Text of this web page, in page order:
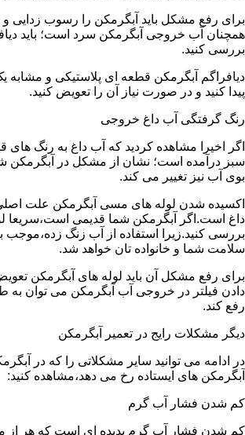
برای رفع مشکل باید آبگرمکن را رسوب زدایی و
همچنان آب خروجی آبگرمکن سرد است؛ باید
بررسی کنید.
دیافراگم آبگرمکن قطعه ای پلاستیکی و مشابه
پیدا کنید و در صورت نیاز آن را تعویض کنید.
رنگ گرفتگی آب داغ خروجی
اگر اخیرا مشاهده کردید که آب داغ به رنگ های
سبز درآمده است؛ نشان از مشکل در
بوی آب نیز تغییر می کند.
اکسیده شدن لوله های مسی آبگرمکن علت
داغ است.اگر آبگرمکن شما قدیمی است،سریعا
بررسی کنید.زیرا استفاده از آب زنگ زده،موجب
سلامت شما و خانواده تان خواهد شد.
برای رفع مشکل آن باید لوله های آبگرمکن
دادن فیلتر در خروجی آب آبگرمکن می توان به
رفع کند.
دیگر مشکلات رایج در تعمیر آبگرمکن
در ادامه می توانید سایر مشکلاتی را که در
آبگرمکن های ایستاده رخ می دهد،مشاهده کنید:
کم شدن فشار آب گرم
کم شدن فشار آب گرم پدیده ای است که هر از